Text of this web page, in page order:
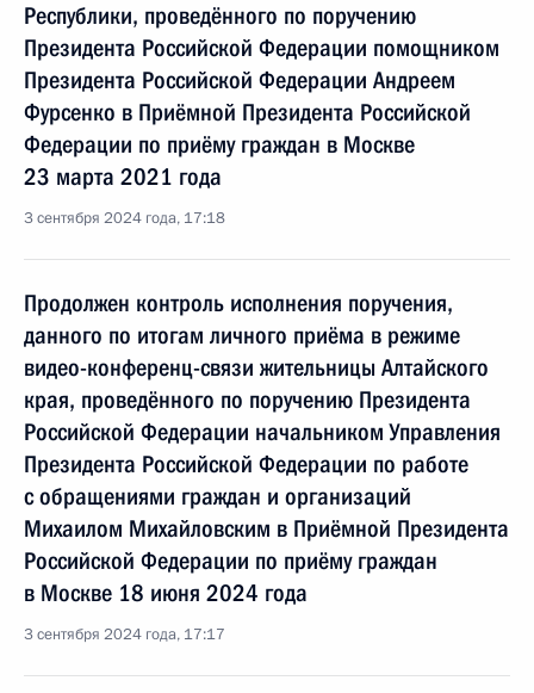
Республики, проведённого по поручению
Президента Российской Федерации помощником
Президента Российской Федерации Андреем
Фурсенко в Приёмной Президента Российской
Федерации по приёму граждан в Москве
23 марта 2021 года
3 сентября 2024 года, 17:18
Продолжен контроль исполнения поручения,
данного по итогам личного приёма в режиме
видео-конференц-связи жительницы Алтайского
края, проведённого по поручению Президента
Российской Федерации начальником Управления
Президента Российской Федерации по работе
с обращениями граждан и организаций
Михаилом Михайловским в Приёмной Президента
Российской Федерации по приёму граждан
в Москве 18 июня 2024 года
3 сентября 2024 года, 17:17